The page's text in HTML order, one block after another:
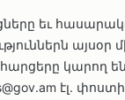
եւ
այսօր
կարող են
էլ.